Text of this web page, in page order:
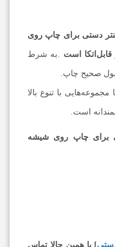
دستی برای چاپ روی
است.به شرط
صحیح چاپ.
با تنوع بالا
است.
برای چاپ روی شیشه
] یا همین حالا تماس